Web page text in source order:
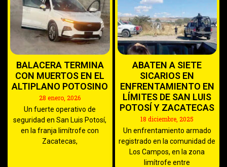
BALACERA TERMINA
CON MUERTOS EN EL
ALTIPLANO POTOSINO
28 enero, 2026
Un fuerte operativo de
seguridad en San Luis Potosí,
en la franja limítrofe con
Zacatecas,
ABATEN A SIETE
SICARIOS EN
ENFRENTAMIENTO EN
LÍMITES DE SAN LUIS
POTOSÍ Y ZACATECAS
18 diciembre, 2025
Un enfrentamiento armado
registrado en la comunidad de
Los Campos, en la zona
limítrofe entre